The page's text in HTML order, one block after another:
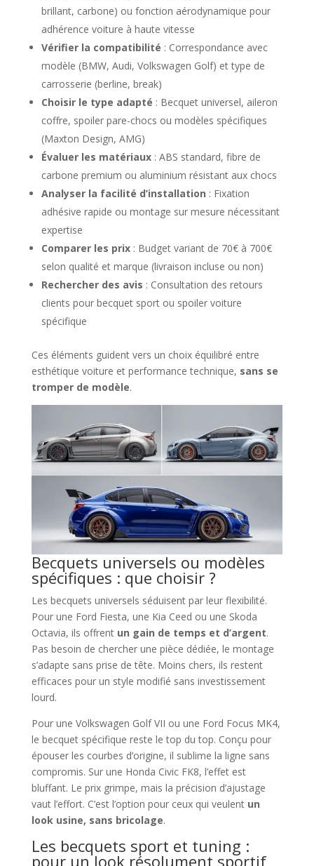
brillant, carbone) ou fonction aérodynamique pour
adhérence voiture à haute vitesse
Vérifier la compatibilité : Correspondance avec
modèle (BMW, Audi, Volkswagen Golf) et type de
carrosserie (berline, break)
Choisir le type adapté : Becquet universel, aileron
coffre, spoiler pare-chocs ou modèles spécifiques
(Maxton Design, AMG)
Évaluer les matériaux: ABS standard, fibre de
carbone premium ou aluminium résistant aux chocs
Analyser la facilité d’installation : Fixation
adhésive rapide ou montage sur mesure nécessitant
expertise
Comparer les prix: Budget variant de 70€ à 700€
selon qualité et marque (livraison incluse ou non)
Rechercher des avis : Consultation des retours
clients pour becquet sport ou spoiler voiture
spécifique
Ces éléments guident vers un choix équilibré entre
esthétique voiture et performance technique, sans se
tromper de modèle.
Becquets universels ou modèles
spécifiques : que choisir ?
Les becquets universels séduisent par leur flexibilité.
Pour une Ford Fiesta, une Kia Ceed ou une Skoda
Octavia, ils offrent un gain de temps et d’argent.
Pas besoin de chercher une pièce dédiée, le montage
s’adapte sans prise de tête. Moins chers, ils restent
efficaces pour un style modifié sans investissement
lourd.
Pour une Volkswagen Golf VII ou une Ford Focus MK4,
le becquet spécifique reste le top du top. Conçu pour
épouser les courbes d’origine, il sublime la ligne sans
compromis. Sur une Honda Civic FK8, l’effet est
bluffant. Le prix grimpe, mais la précision d’ajustage
vaut l’effort. C’est l’option pour ceux qui veulent un
look usine, sans bricolage.
Les becquets sport et tuning :
pour un look résolument sportif